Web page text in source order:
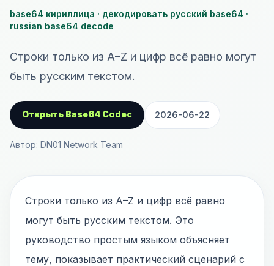
base64 кириллица · декодировать русский base64 ·
russian base64 decode
Строки только из A–Z и цифр всё равно могут
быть русским текстом.
Открыть Base64 Codec 2026-06-22
Автор: DN01 Network Team
Строки только из A–Z и цифр всё равно
могут быть русским текстом. Это
руководство простым языком объясняет
тему, показывает практический сценарий с